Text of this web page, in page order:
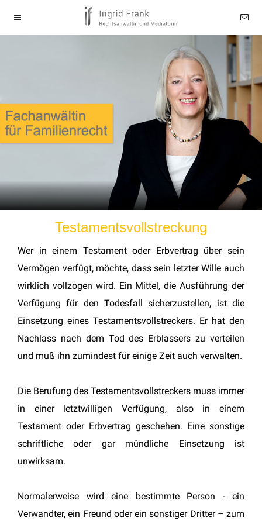
Testamentsvollstreckung
Wer in einem Testament oder Erbvertrag über sein
Vermögen verfügt, möchte, dass sein letzter Wille auch
wirklich vollzogen wird. Ein Mittel, die Ausführung der
Verfügung für den Todesfall sicherzustellen, ist die
Einsetzung eines Testamentsvollstreckers. Er hat den
Nachlass nach dem Tod des Erblassers zu verteilen
und muß ihn zumindest für einige Zeit auch verwalten.
Die Berufung des Testamentsvollstreckers muss immer
in einer letztwilligen Verfügung, also in einem
Testament oder Erbvertrag geschehen. Eine sonstige
schriftliche oder gar mündliche Einsetzung ist
unwirksam.
Normalerweise wird eine bestimmte Person - ein
Verwandter, ein Freund oder ein sonstiger Dritter – zum